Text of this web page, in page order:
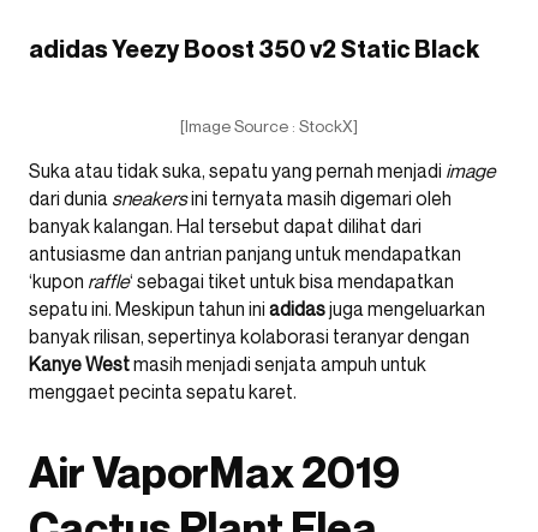
adidas Yeezy Boost 350 v2 Static Black
[Image Source : StockX]
Suka atau tidak suka, sepatu yang pernah menjadi image
dari dunia sneakersini ternyata masih digemari oleh
banyak kalangan. Hal tersebut dapat dilihat dari
antusiasme dan antrian panjang untuk mendapatkan
‘kupon raffle‘ sebagai tiket untuk bisa mendapatkan
sepatu ini. Meskipun tahun ini adidasjuga mengeluarkan
banyak rilisan, sepertinya kolaborasi teranyar dengan
Kanye Westmasih menjadi senjata ampuh untuk
menggaet pecinta sepatu karet.
Air VaporMax 2019